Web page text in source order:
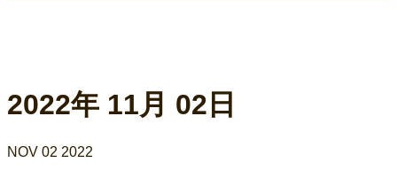
2022年 11月 02日
NOV 02 2022